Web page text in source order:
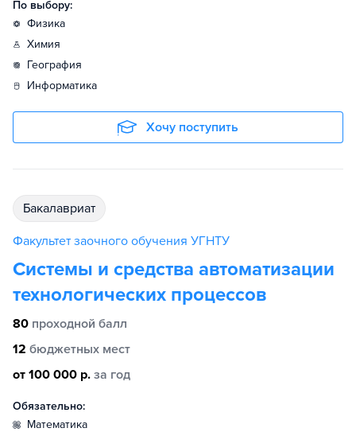
По выбору:
физика
химия
география
информатика
Хочу поступить
бакалавриат
Факультет заочного обучения УГНТУ
Системы и средства автоматизации
технологических процессов
80 проходной балл
12 бюджетных мест
от 100 000 р. за год
Обязательно:
математика